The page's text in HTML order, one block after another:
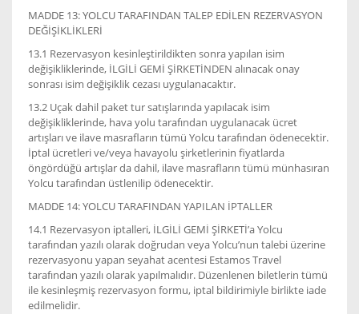
MADDE 13: YOLCU TARAFINDAN TALEP EDİLEN REZERVASYON
DEĞİŞİKLİKLERİ
13.1 Rezervasyon kesinleştirildikten sonra yapılan isim
değişikliklerinde, İLGİLİ GEMİ ŞİRKETİNDEN alınacak onay
sonrası isim değişiklik cezası uygulanacaktır.
13.2 Uçak dahil paket tur satışlarında yapılacak isim
değişikliklerinde, hava yolu tarafından uygulanacak ücret
artışları ve ilave masrafların tümü Yolcu tarafından ödenecektir.
İptal ücretleri ve/veya havayolu şirketlerinin fiyatlarda
öngördüğü artışlar da dahil, ilave masrafların tümü münhasıran
Yolcu tarafından üstlenilip ödenecektir.
MADDE 14: YOLCU TARAFINDAN YAPILAN İPTALLER
14.1 Rezervasyon iptalleri, İLGİLİ GEMİ ŞİRKETİ’a Yolcu
tarafından yazılı olarak doğrudan veya Yolcu’nun talebi üzerine
rezervasyonu yapan seyahat acentesi Estamos Travel
tarafından yazılı olarak yapılmalıdır. Düzenlenen biletlerin tümü
ile kesinleşmiş rezervasyon formu, iptal bildirimiyle birlikte iade
edilmelidir.